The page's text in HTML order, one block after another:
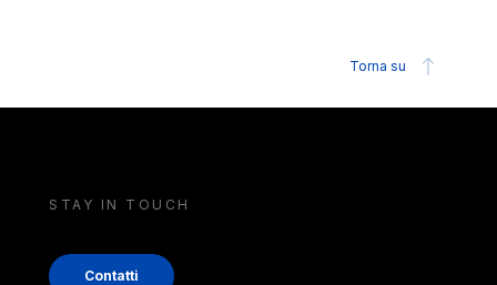
Torna su
STAY IN TOUCH
Contatti